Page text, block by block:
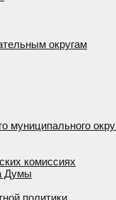
округам
муниципального
комиссиях
Думы